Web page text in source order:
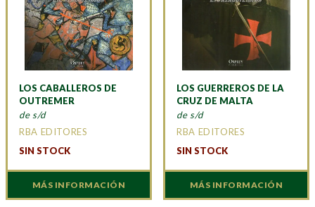
LOS CABALLEROS DE
OUTREMER
de s/d
RBA EDITORES
SIN STOCK
MÁS INFORMACIÓN
LOS GUERREROS DE LA
CRUZ DE MALTA
de s/d
RBA EDITORES
SIN STOCK
MÁS INFORMACIÓN